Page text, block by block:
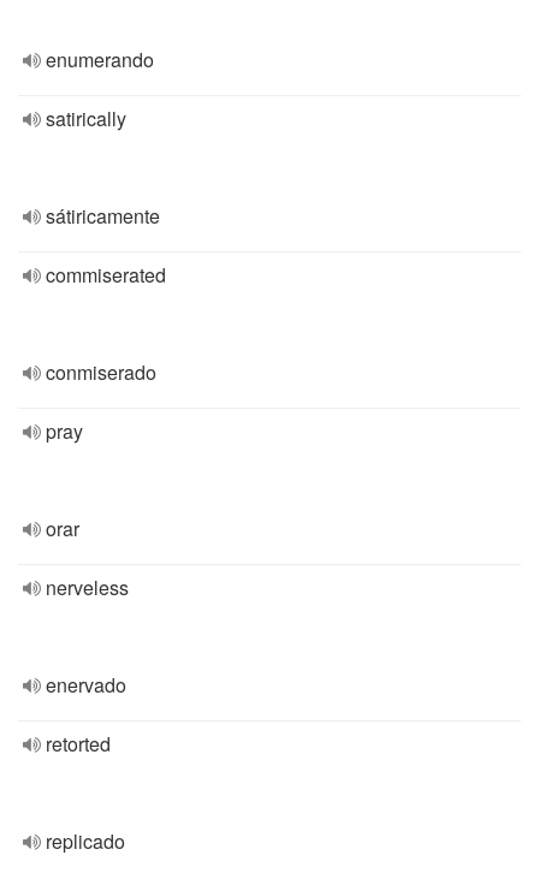
enumerando
satirically
sátiricamente
commiserated
conmiserado
pray
orar
nerveless
enervado
retorted
replicado